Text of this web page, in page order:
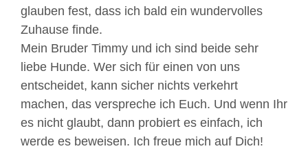
glauben fest, dass ich bald ein wundervolles
Zuhause finde.
Mein Bruder Timmy und ich sind beide sehr
liebe Hunde. Wer sich für einen von uns
entscheidet, kann sicher nichts verkehrt
machen, das verspreche ich Euch. Und wenn Ihr
es nicht glaubt, dann probiert es einfach, ich
werde es beweisen. Ich freue mich auf Dich!